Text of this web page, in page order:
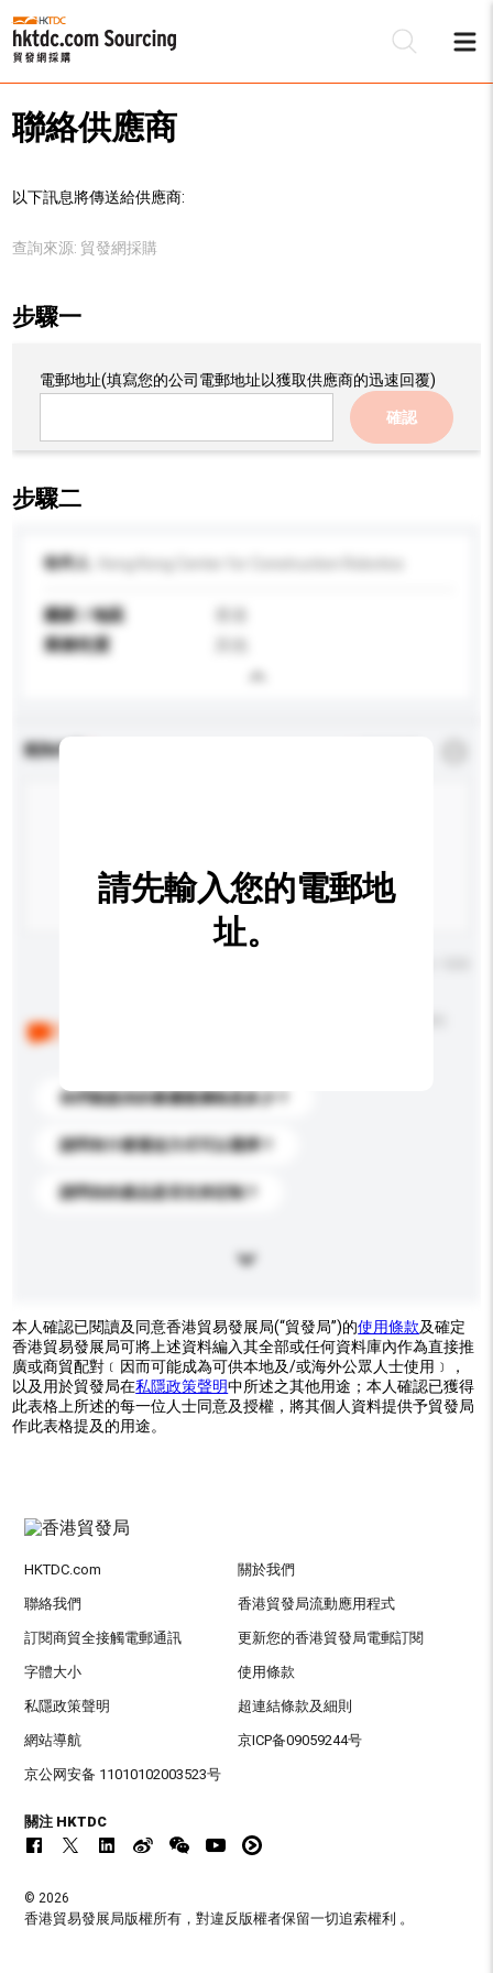
聯絡供應商
以下訊息將傳送給供應商:
查詢來源: 貿發網採購
步驟一
電郵地址(填寫您的公司電郵地址以獲取供應商的迅速回覆)
確認
步驟二
收件人
國家 / 地區
業務性質
查詢內容
你們能提供的最優惠價格是多少？
請問有什麼運送方式可以選擇？
請問你的產品是否支持定制？
請先輸入您的電郵地
址。
本人確認已閱讀及同意香港貿易發展局(“貿發局”)的使用條款及確定
香港貿易發展局可將上述資料編入其全部或任何資料庫內作為直接推
廣或商貿配對﹝因而可能成為可供本地及/或海外公眾人士使用﹞，
以及用於貿發局在私隱政策聲明中所述之其他用途；本人確認已獲得
此表格上所述的每一位人士同意及授權，將其個人資料提供予貿發局
作此表格提及的用途。
HKTDC.com 關於我們
聯絡我們 香港貿發局流動應用程式
訂閱商貿全接觸電郵通訊 更新您的香港貿發局電郵訂閱
字體大小 使用條款
私隱政策聲明 超連結條款及細則
網站導航 京ICP备09059244号
京公网安备 11010102003523号
關注 HKTDC
© 2026
香港貿易發展局版權所有，對違反版權者保留一切追索權利 。